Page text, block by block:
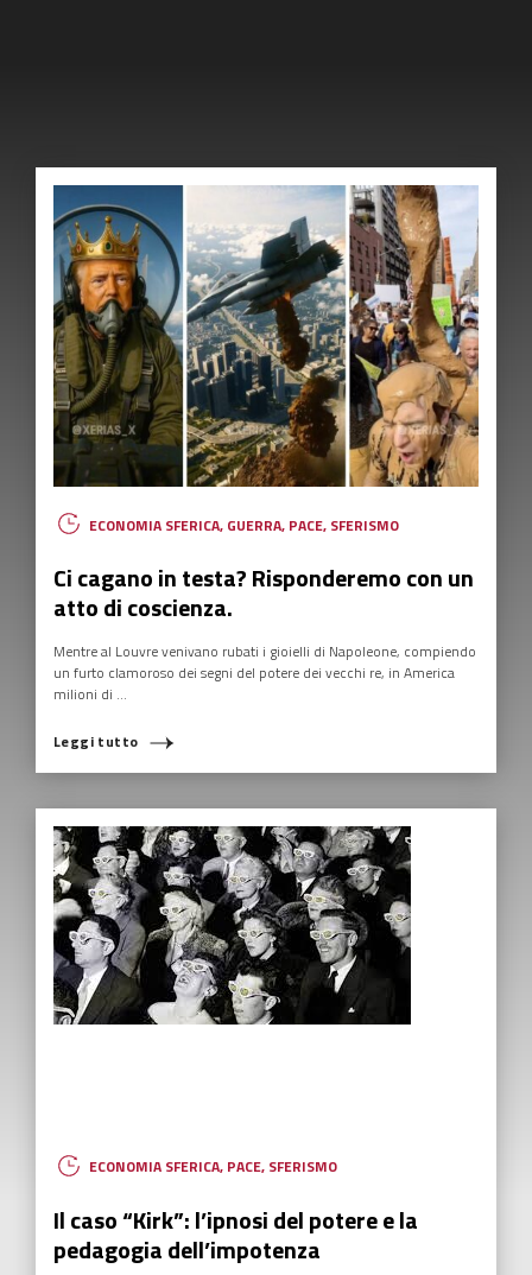
ECONOMIA SFERICA, GUERRA, PACE, SFERISMO
Ci cagano in testa? Risponderemo con un
atto di coscienza.
Mentre al Louvre venivano rubati i gioielli di Napoleone, compiendo
un furto clamoroso dei segni del potere dei vecchi re, in America
milioni di ...
Leggi tutto
ECONOMIA SFERICA, PACE, SFERISMO
Il caso “Kirk”: l’ipnosi del potere e la
pedagogia dell’impotenza